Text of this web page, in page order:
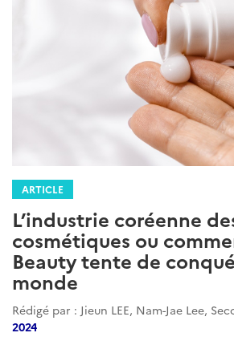
ARTICLE
L’industrie coréenne
cosmétiques ou
Beauty tente de
monde
Rédigé par : Jieun LEE, Nam-Jae Lee,
2024